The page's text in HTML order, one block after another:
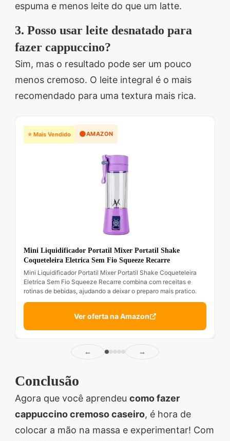
espuma e menos leite do que um latte.
3. Posso usar leite desnatado para
fazer cappuccino?
Sim, mas o resultado pode ser um pouco
menos cremoso. O leite integral é o mais
recomendado para uma textura mais rica.
⭐ Mais Vendido 🟠AMAZON
Mini Liquidificador Portatil Mixer Portatil Shake
Coqueteleira Eletrica Sem Fio Squeeze Recarre
Mini Liquidificador Portatil Mixer Portatil Shake Coqueteleira
Eletrica Sem Fio Squeeze Recarre combina com receitas e
rotinas de bebidas, ajudando a deixar o preparo mais pratico.
Ver oferta na Amazon
← →
Conclusão
Agora que você aprendeu como fazer
cappuccino cremoso caseiro, é hora de
colocar a mão na massa e experimentar! Com